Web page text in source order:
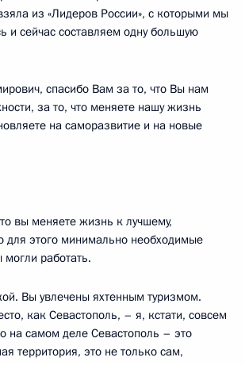
из «Лидеров России», с которыми мы
и сейчас составляем одну большую
спасибо Вам за то, что Вы нам
за то, что меняете нашу жизнь
на саморазвитие и на новые
вы меняете жизнь к лучшему,
для этого минимально необходимые
работать.
Вы увлечены яхтенным туризмом.
как Севастополь, – я, кстати, совсем
на самом деле Севастополь – это
территория, это не только сам,